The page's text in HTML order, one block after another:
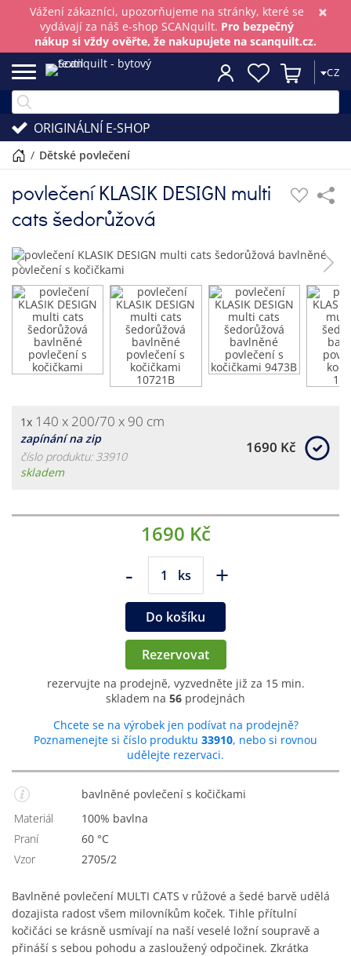
×
Vážení zákazníci, upozorňujeme na stránky, které se
vydávají za náš e-shop SCANquilt. Pro bezpečný
nákup si vždy ověřte, že nakupujete na scanquilt.cz.
CZ
ORIGINÁLNÍ E-SHOP
/ dětské povlečení
povlečení KLASIK DESIGN multi
cats šedorůžová
1x 140 x 200/70 x 90 cm
zapínání na zip
číslo produktu: 33910
skladem
1690 Kč
1690 Kč
- ks +
Do košíku
Rezervovat
rezervujte na prodejně, vyzvedněte již za 15 min.
skladem na 56 prodejnách
Chcete se na výrobek jen podívat na prodejně?
Poznamenejte si číslo produktu 33910, nebo si rovnou
udělejte rezervaci.
bavlněné povlečení s kočičkami
Materiál
100% bavlna
Praní
60 °C
Vzor
2705/2
Bavlněné povlečení MULTI CATS v růžové a šedé barvě udělá
dozajista radost všem milovníkům koček. Tihle přítulní
kočičáci se krásně usmívají na naší veselé ložní soupravě a
přináší s sebou pohodu a zasloužený odpočinek. Zkrátka